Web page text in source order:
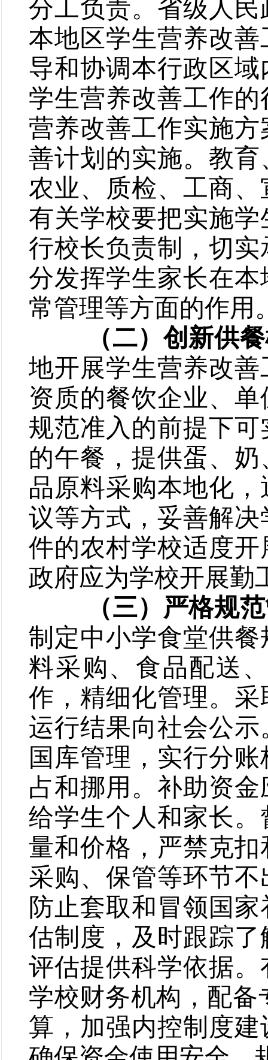
分工负责。省级人
本地区学生营养改
导和协调本行政区
学生营养改善工作
营养改善工作实施
善计划的实施。教
农业、质检、工商
有关学校要把实施
行校长负责制，切
分发挥学生家长在
常管理等方面的作用
（二）创新供
地开展学生营养改
资质的餐饮企业、
规范准入的前提下
的午餐，提供蛋、
品原料采购本地化
议等方式，妥善解
件的农村学校适度
政府应为学校开展勤
（三）严格规
制定中小学食堂供
料采购、食品配送
作，精细化管理。
运行结果向社会公
国库管理，实行分
占和挪用。补助资
给学生个人和家长
量和价格，严禁克
采购、保管等环节
防止套取和冒领国
估制度，及时跟踪
评估提供科学依据
学校财务机构，配备
算，加强内控制度